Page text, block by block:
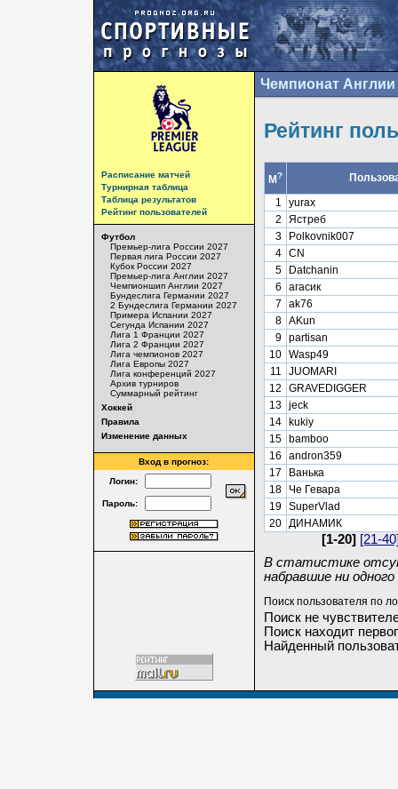
Расписание матчей
Турнирная таблица
Таблица результатов
Рейтинг пользователей
Футбол
Премьер-лига России 2027
Первая лига России 2027
Кубок России 2027
Премьер-лига Англии 2027
Чемпионшип Англии 2027
Бундеслига Германии 2027
2 Бундеслига Германии 2027
Примера Испании 2027
Сегунда Испании 2027
Лига 1 Франции 2027
Лига 2 Франции 2027
Лига чемпионов 2027
Лига Европы 2027
Лига конференций 2027
Архив турниров
Суммарный рейтинг
Хоккей
Правила
Изменение данных
Вход в прогноз:
Логин:
Пароль:
Чемпионат Англии
Рейтинг
М?
1
yurax
2
Ястреб
3
Polkovnik007
4 CN
5
Datchanin
6
агасик
7
ak76
8 AKun
9 partisan
10 Wasp49
11
JUOMARI
12
GRAVEDIGGER
13 jeck
14
kukiy
15
bamboo
16
andron359
17
Ванька
18
Че Гевара
19 SuperVlad
20 ДИНАМИК
[1-20] [21-
В статистике
набравшие ни одного
Поиск пользователя по
Поиск не
Поиск находит
Найденный